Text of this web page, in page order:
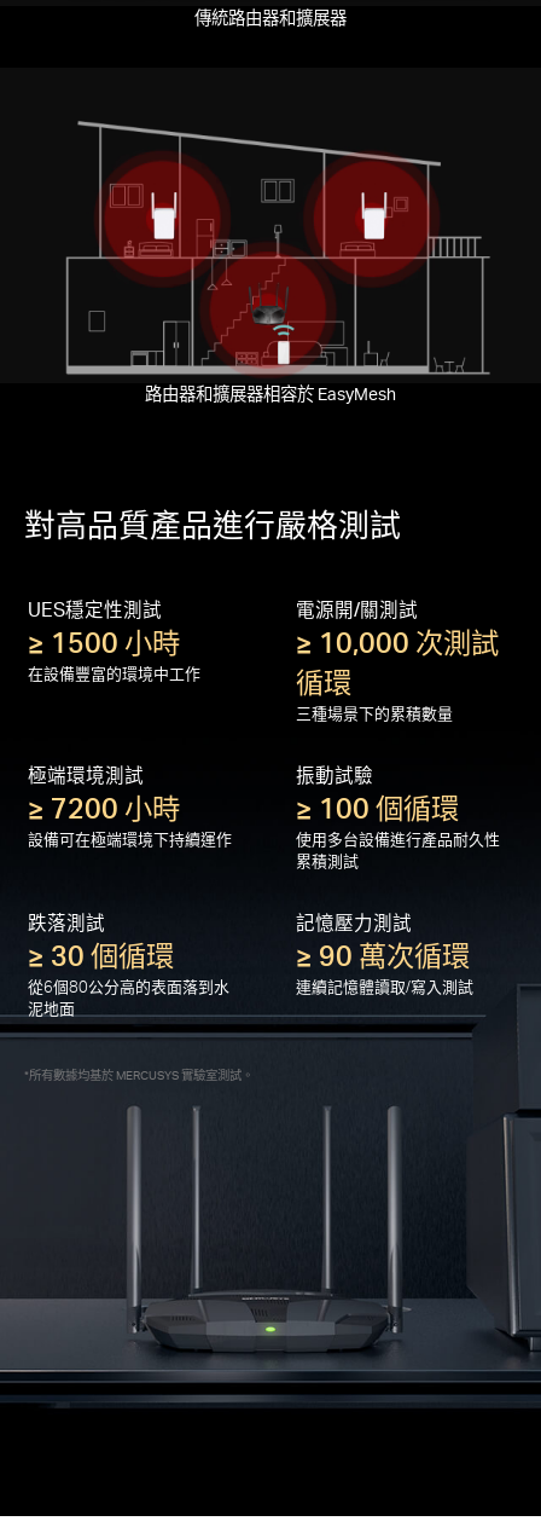
傳統路由器和擴展器
路由器和擴展器相容於 EasyMesh
對高品質產品進行嚴格測試
UES穩定性測試
≥ 1500 小時
在設備豐富的環境中工作
電源開/關測試
≥ 10,000 次測試
循環
三種場景下的累積數量
極端環境測試
≥ 7200 小時
設備可在極端環境下持續運作
振動試驗
≥ 100 個循環
使用多台設備進行產品耐久性
累積測試
跌落測試
≥ 30 個循環
從6個80公分高的表面落到水
泥地面
記憶壓力測試
≥ 90 萬次循環
連續記憶體讀取/寫入測試
*所有數據均基於 MERCUSYS 實驗室測試。